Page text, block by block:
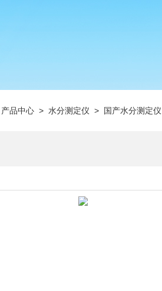
产品中心 > 水分测定仪 > 国产水分测定仪